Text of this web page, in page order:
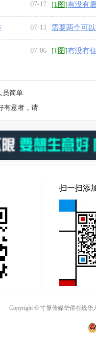
07-17 [1图]有没有
07-13 需要两个可
07-06 [1图]有没有
员简单
有意者，请
扫一扫添
Copyright © 寸显传媒华侨在线华